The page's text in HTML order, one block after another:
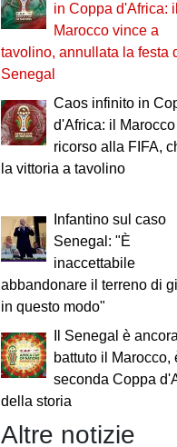
in Coppa d'Africa: il
Marocco vince a
tavolino, annullata la festa
Senegal
Caos infinito in
d'Africa: il Marocco
ricorso alla FIFA,
la vittoria a tavolino
Infantino sul caso
Senegal: "È
inaccettabile
abbandonare il terreno di
in questo modo"
Il Senegal è
battuto il Marocco,
seconda Coppa
della storia
Altre notizie